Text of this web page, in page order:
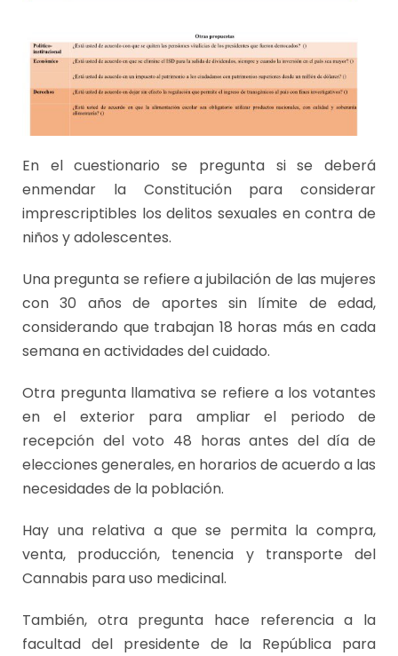
En el cuestionario se pregunta si se deberá
enmendar la Constitución para considerar
imprescriptibles los delitos sexuales en contra de
niños y adolescentes.
Una pregunta se refiere a jubilación de las mujeres
con 30 años de aportes sin límite de edad,
considerando que trabajan 18 horas más en cada
semana en actividades del cuidado.
Otra pregunta llamativa se refiere a los votantes
en el exterior para ampliar el periodo de
recepción del voto 48 horas antes del día de
elecciones generales, en horarios de acuerdo a las
necesidades de la población.
Hay una relativa a que se permita la compra,
venta, producción, tenencia y transporte del
Cannabis para uso medicinal.
También, otra pregunta hace referencia a la
facultad del presidente de la República para